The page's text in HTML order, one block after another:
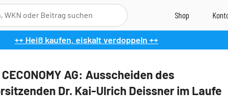
++ Heiß kaufen, eiskalt verdoppeln ++
AG: Ausscheiden des
Dr. Kai-Ulrich Deissner im Laufe